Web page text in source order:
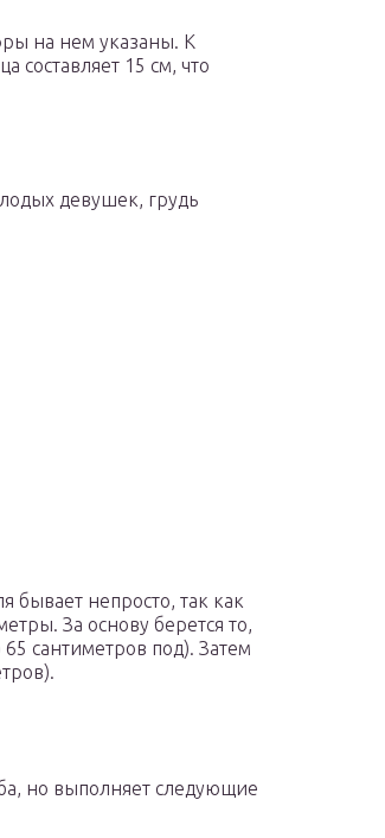
на нем указаны. К
составляет 15 см, что
девушек, грудь
бывает непросто, так как
За основу берется то,
сантиметров под). Затем
но выполняет следующие